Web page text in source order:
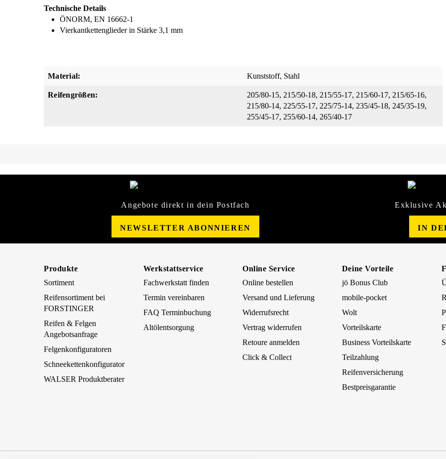
Technische Details
ÖNORM, EN 16662-1
Vierkantkettenglieder in Stärke 3,1 mm
Material: Kunststoff, Stahl
Reifengrößen: 205/80-15, 215/50-18, 215/55-17, 215/60-17, 215/65-16,
215/80-14, 225/55-17, 225/75-14, 235/45-18, 245/35-19,
255/45-17, 255/60-14, 265/40-17
Angebote direkt in dein Postfach
NEWSLETTER ABONNIEREN
Exklusive
IN
Produkte
Sortiment
Reifensortiment bei
FORSTINGER
Reifen & Felgen
Angebotsanfrage
Felgenkonfiguratoren
Schneekettenkonfigurator
WALSER Produktberater
Werkstattservice
Fachwerkstatt finden
Termin vereinbaren
FAQ Terminbuchung
Altölentsorgung
Online Service
Online bestellen
Versand und Lieferung
Widerrufsrecht
Vertrag widerrufen
Retoure anmelden
Click & Collect
Deine Vorteile
jö Bonus Club
mobile-pocket
Wolt
Vorteilskarte
Business Vorteilskarte
Teilzahlung
Reifenversicherung
Bestpreisgarantie